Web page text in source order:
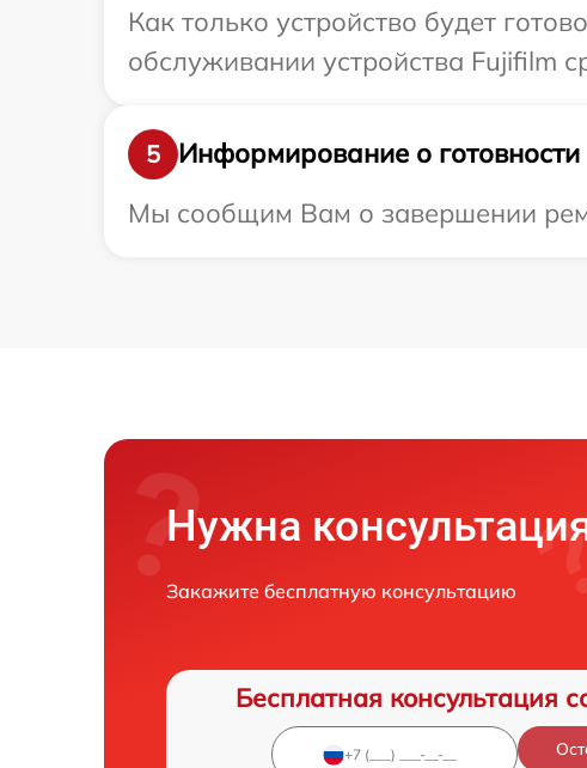
Как только устройство будет
обслуживании устройства Fujifilm
5
Информирование о готовности
Мы сообщим Вам о завершении
Нужна
Закажите бесплатную консультацию
Бесплатная консультация